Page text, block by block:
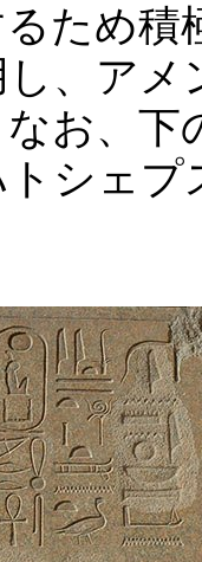
ため積
、ア
なお、
シェ